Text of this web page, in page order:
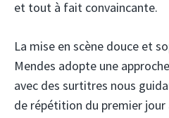
et tout à fait convaincante.
La mise en scène douce et
Mendes adopte une
avec des surtitres nous
de répétition du premier jour